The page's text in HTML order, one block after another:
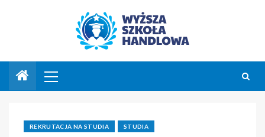
REKRUTACJA NA STUDIA STUDIA